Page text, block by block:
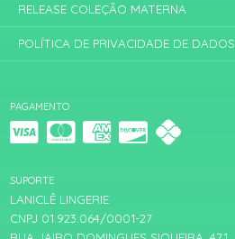
PAGAMENTO
SUPORTE
LANICLÊ LINGERIE
CNPJ 01.923.064/0001-27
RELEASE COLEÇÃO MATERNA
POLÍTICA DE PRIVACIDADE DE DADOS